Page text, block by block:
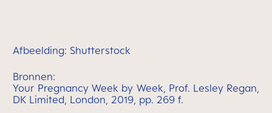
Afbeelding: Shutterstock
Bronnen:
Your Pregnancy Week by Week, Prof. Lesley Regan,
DK Limited, London, 2019, pp. 269 f.